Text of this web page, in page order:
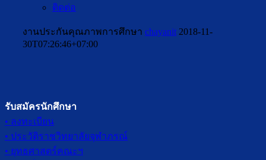
ติดต่อ
งานประกันคุณภาพการศึกษา chayanit 2018-11-
30T07:26:46+07:00
รับสมัครนักศึกษา
• ลงทะเบียน
• ประวัติราชวิทยาลัยจุฬาภรณ์
• ยุทธศาสตร์คณะฯ